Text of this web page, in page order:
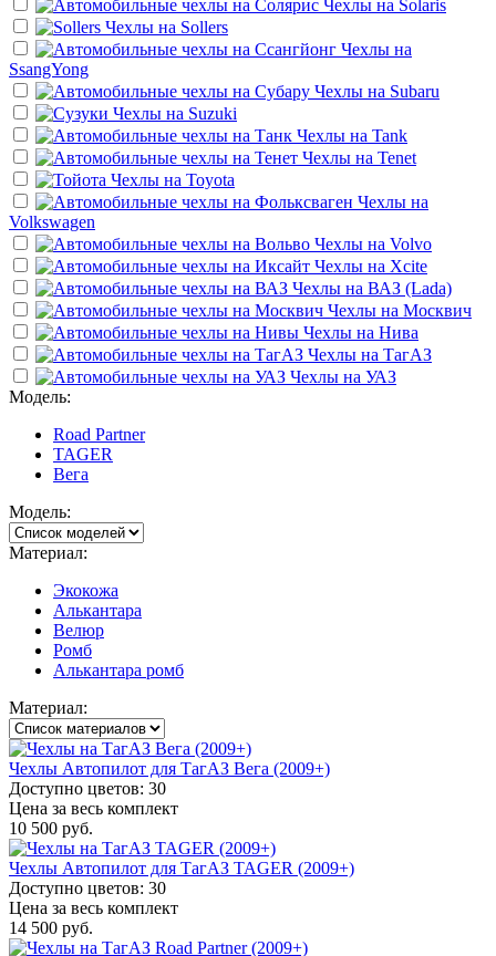
Чехлы на Solaris
Чехлы на Sollers
Чехлы на
SsangYong
Чехлы на Subaru
Чехлы на Suzuki
Чехлы на Tank
Чехлы на Tenet
Чехлы на Toyota
Чехлы на
Volkswagen
Чехлы на Volvo
Чехлы на Xcite
Чехлы на ВАЗ (Lada)
Чехлы на Москвич
Чехлы на Нива
Чехлы на ТагАЗ
Чехлы на УАЗ
Модель:
Road Partner
TAGER
Вега
Модель:
Материал:
Экокожа
Алькантара
Велюр
Ромб
Алькантара ромб
Материал:
Чехлы Автопилот для ТагАЗ Вега (2009+)
Доступно цветов: 30
Цена за весь комплект
10 500 руб.
Чехлы Автопилот для ТагАЗ TAGER (2009+)
Доступно цветов: 30
Цена за весь комплект
14 500 руб.